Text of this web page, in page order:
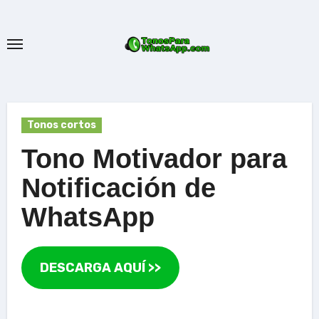
contenido
Tonos cortos
Tono Motivador para
Notificación de
WhatsApp
DESCARGA AQUÍ >>